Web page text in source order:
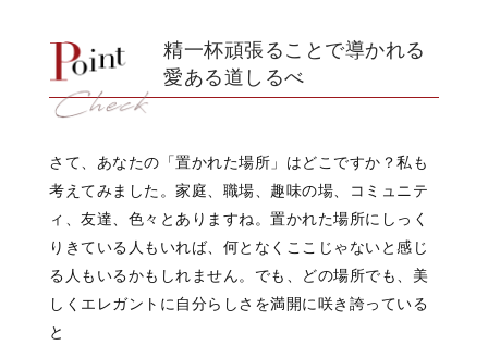
精一杯頑張ることで導かれる
愛ある道しるべ
さて、あなたの「置かれた場所」はどこですか？私も
考えてみました。家庭、職場、趣味の場、コミュニテ
ィ、友達、色々とありますね。置かれた場所にしっく
りきている人もいれば、何となくここじゃないと感じ
る人もいるかもしれません。でも、どの場所でも、美
しくエレガントに自分らしさを満開に咲き誇っている
と